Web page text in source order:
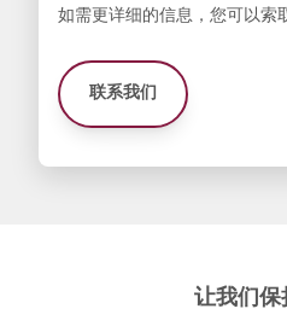
如需更详细的信息，您可以索
联系我们
让我们保